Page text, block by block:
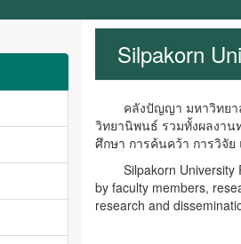
Silpakorn
คลังปัญญา มหาวิทยาลัยศิ
วิทยานิพนธ์ รวมทั้งผลงาน
ศึกษา การค้นคว้า การวิจั
Silpakorn University
by faculty members,
research and